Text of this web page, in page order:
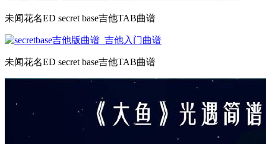
未闻花名ED secret base吉他TAB曲谱
未闻花名ED secret base吉他TAB曲谱